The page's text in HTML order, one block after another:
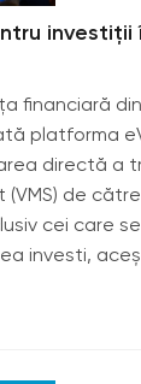
investiții
financiară
platforma
directă a
(VMS) de
cei care
investi,